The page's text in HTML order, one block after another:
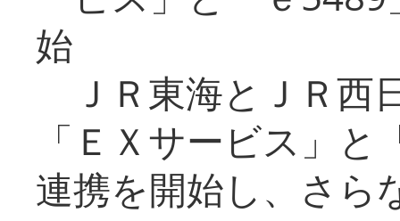
始
ＪＲ東海とＪＲ西
「ＥＸサービス」
連携を開始し、さら